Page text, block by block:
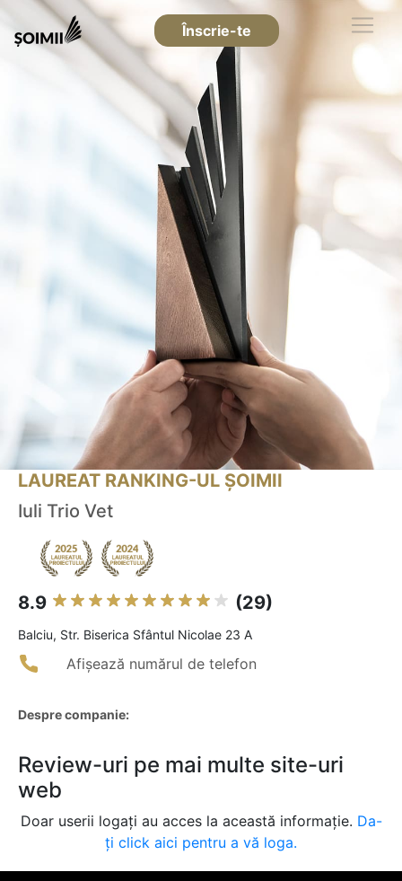
Înscrie-te
LAUREAT RANKING-UL ȘOIMII
Iuli Trio Vet
8.9 (29)
Balciu, Str. Biserica Sfântul Nicolae 23 A
Afișează numărul de telefon
Despre companie:
Review-uri pe mai multe site-uri
web
Doar userii logați au acces la această informație. Da-
ți click aici pentru a vă loga.